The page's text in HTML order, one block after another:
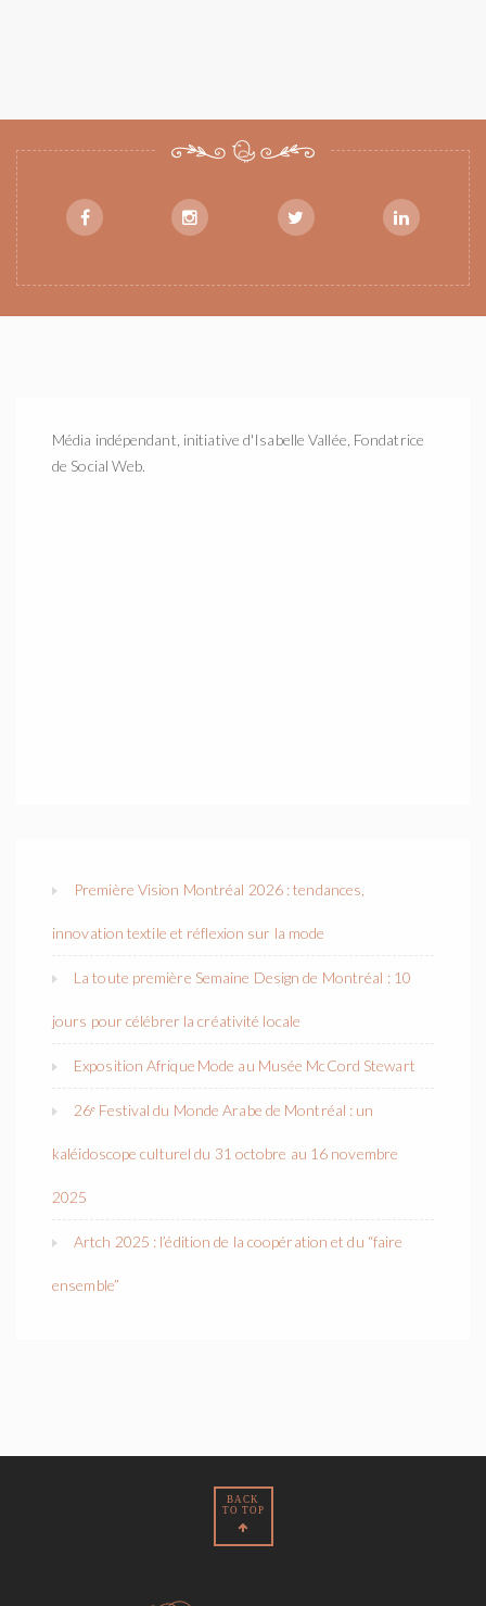
Média indépendant, initiative d'Isabelle Vallée, Fondatrice
de Social Web.
Première Vision Montréal 2026 : tendances,
innovation textile et réflexion sur la mode
La toute première Semaine Design de Montréal : 10
jours pour célébrer la créativité locale
Exposition Afrique Mode au Musée McCord Stewart
26ᵉ Festival du Monde Arabe de Montréal : un
kaléidoscope culturel du 31 octobre au 16 novembre
2025
Artch 2025 : l’édition de la coopération et du “faire
ensemble”
BACK
TO TOP